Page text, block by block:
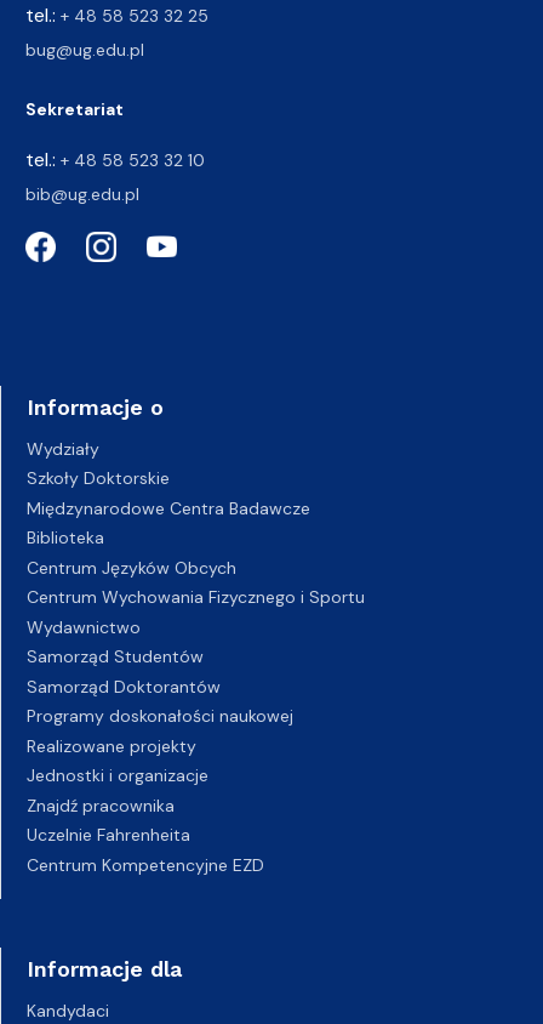
tel.: + 48 58 523 32 25
bug@ug.edu.pl
Sekretariat
tel.: + 48 58 523 32 10
bib@ug.edu.pl
Informacje o
Wydziały
Szkoły Doktorskie
Międzynarodowe Centra Badawcze
Biblioteka
Centrum Języków Obcych
Centrum Wychowania Fizycznego i Sportu
Wydawnictwo
Samorząd Studentów
Samorząd Doktorantów
Programy doskonałości naukowej
Realizowane projekty
Jednostki i organizacje
Znajdź pracownika
Uczelnie Fahrenheita
Centrum Kompetencyjne EZD
Informacje dla
Kandydaci